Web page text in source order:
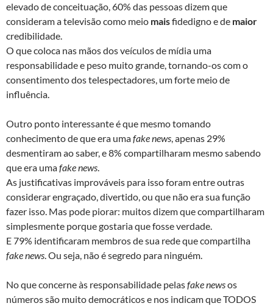
elevado de conceituação, 60% das pessoas dizem que
consideram a televisão como meio maisfidedigno e de maior
credibilidade.
O que coloca nas mãos dos veículos de mídia uma
responsabilidade e peso muito grande, tornando-os com o
consentimento dos telespectadores, um forte meio de
influência.
Outro ponto interessante é que mesmo tomando
conhecimento de que era umafake news, apenas 29%
desmentiram ao saber, e 8% compartilharam mesmo sabendo
que era umafake news.
As justificativas improváveis para isso foram entre outras
considerar engraçado, divertido, ou que não era sua função
fazer isso. Mas pode piorar: muitos dizem que compartilharam
simplesmente porque gostaria que fosse verdade.
E 79% identificaram membros de sua rede que compartilha
fake news. Ou seja, não é segredo para ninguém.
No que concerne às responsabilidade pelasfake newsos
números são muito democráticos e nos indicam que TODOS